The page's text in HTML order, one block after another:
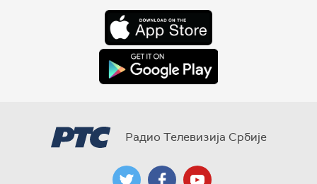
Радио Телевизија Србије